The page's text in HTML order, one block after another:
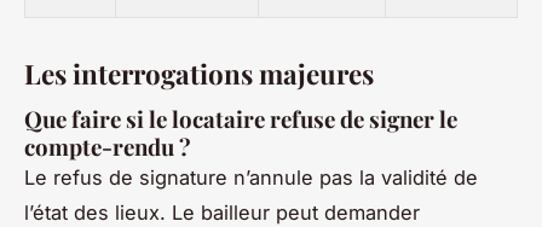
Les interrogations majeures
Que faire si le locataire refuse de signer le
compte-rendu ?
Le refus de signature n’annule pas la validité de
l’état des lieux. Le bailleur peut demander